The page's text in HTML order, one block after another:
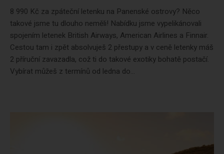
8 990 Kč za zpáteční letenku na Panenské ostrovy? Něco
takové jsme tu dlouho neměli! Nabídku jsme vypelikánovali
spojením letenek British Airways, American Airlines a Finnair.
Cestou tam i zpět absolvuješ 2 přestupy a v ceně letenky máš
2 příruční zavazadla, což ti do takové exotiky bohatě postačí.
Vybírat můžeš z termínů od ledna do...